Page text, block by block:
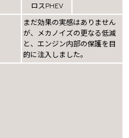
ロスPHEV
まだ効果の実感はありません
が、メカノイズの更なる低減
と、エンジン内部の保護を目
的に注入しました。